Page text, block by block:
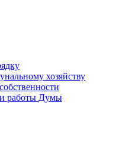
хозяйству
работы Думы